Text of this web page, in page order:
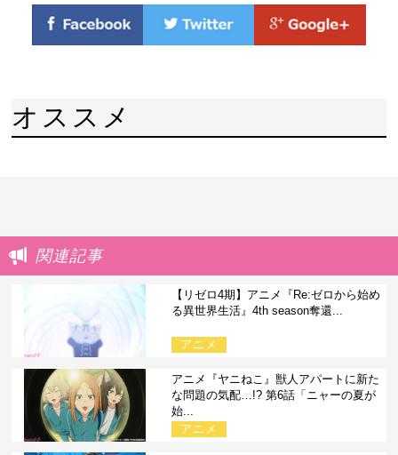
オススメ
関連記事
【リゼロ4期】アニメ『Re:ゼロから始め
る異世界生活』4th season奪還...
アニメ
アニメ『ヤニねこ』獣人アパートに新た
な問題の気配…!? 第6話「ニャーの夏が
始...
アニメ